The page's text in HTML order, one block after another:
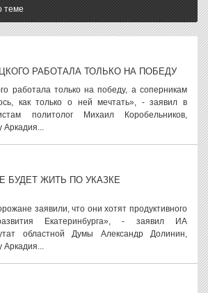
теме
РАБОТАЛА ТОЛЬКО НА ПОБЕДУ
работала только на победу, а соперникам
как только о ней мечтать», - заявил в
политолог Михаил Коробельников,
Аркадия...
БУДЕТ ЖИТЬ ПО УКАЗКЕ
заявили, что они хотят продуктивного
Екатеринбурга», - заявил ИА
областной Думы Александр Долинин,
Аркадия...